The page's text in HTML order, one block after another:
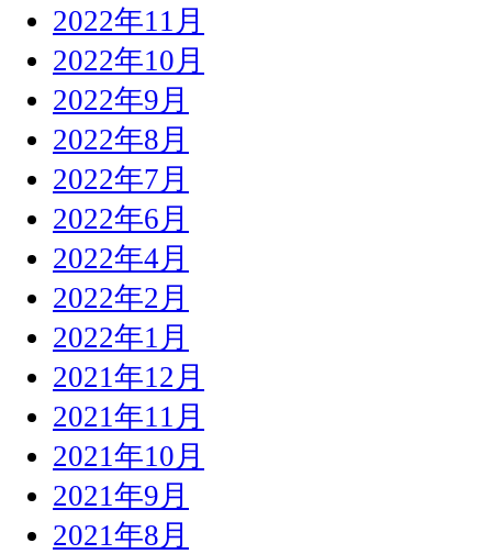
2022年11月
2022年10月
2022年9月
2022年8月
2022年7月
2022年6月
2022年4月
2022年2月
2022年1月
2021年12月
2021年11月
2021年10月
2021年9月
2021年8月